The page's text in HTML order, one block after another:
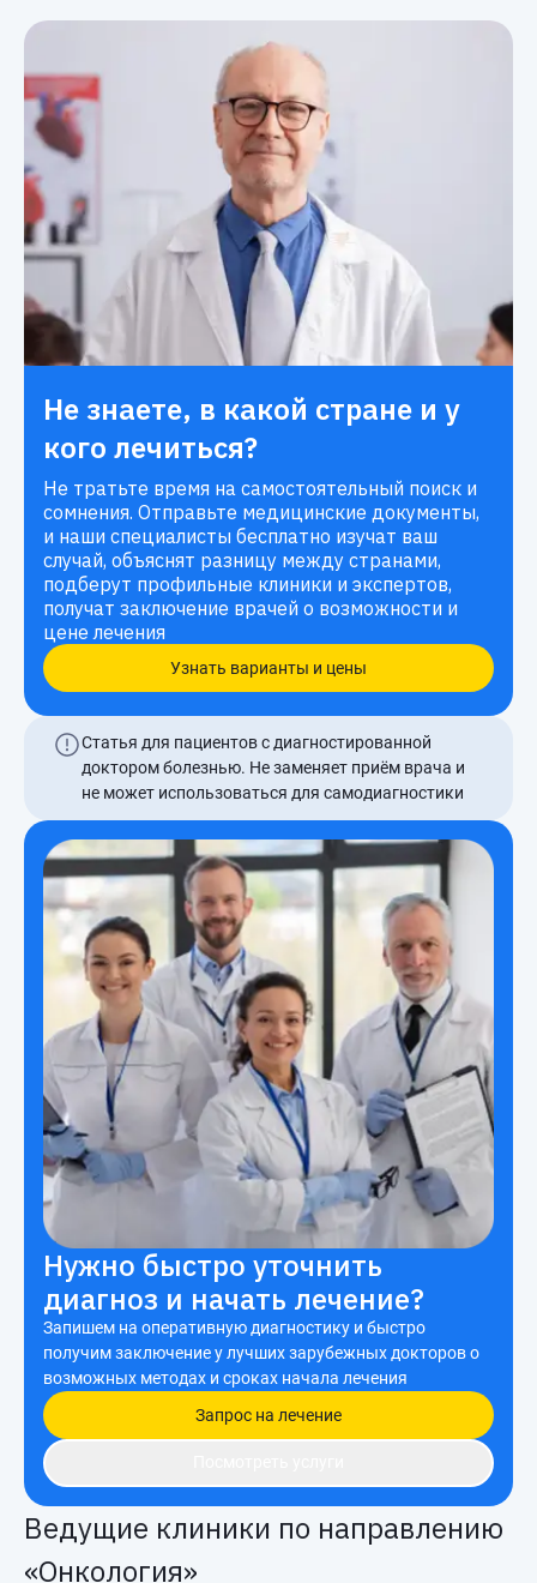
Не знаете, в какой стране и у
кого лечиться?
Не тратьте время на самостоятельный поиск и
сомнения. Отправьте медицинские документы,
и наши специалисты бесплатно изучат ваш
случай, объяснят разницу между странами,
подберут профильные клиники и экспертов,
получат заключение врачей о возможности и
цене лечения
Узнать варианты и цены
Статья для пациентов с диагностированной
доктором болезнью. Не заменяет приём врача и
не может использоваться для самодиагностики
Нужно быстро уточнить
диагноз и начать лечение?
Запишем на оперативную диагностику и быстро
получим заключение у лучших зарубежных докторов о
возможных методах и сроках начала лечения
Запрос на лечение
Ведущие клиники по направлению
«Онкология»